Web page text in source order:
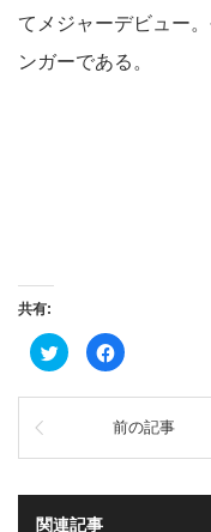
てメジャーデビュー
ンガーである。
共有:
ク
リ
共
(新
い
Facebook
で
る
に
ク
ッ
前の記事
関連記事